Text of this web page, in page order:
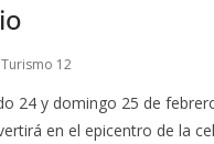
Turismo 12
24 y domingo 25 de
en el epicentro de la